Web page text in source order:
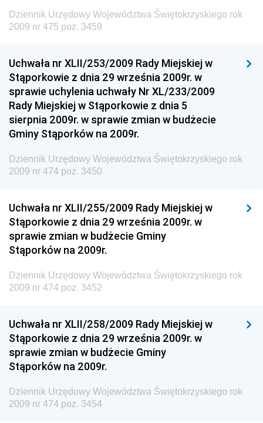
Dziennik Urzędowy Ministra Finansów, Inwestycji i
Rozwoju
Dziennik Urzędowy Ministra Sportu
Dziennik Urzędowy Ministra Funduszy i Polityki
Regionalnej
Dziennik Urzędowy Ministra Aktywów Państwowych
Dziennik Urzędowy Ministra Zdrowia
Dziennik Urzędowy Ministra Środowiska i Głównego
Inspektora Ochrony Środowiska
Dziennik Urzędowy Ministerstwa Kultury, Dziedzictwa
Narodowego i Sportu
Dziennik Urzędowy Ministra Finansów, Funduszy i
Dziennik Urzędowy Ministra Rozwoju, Pracy i
Dziennik Urzędowy Ministra Kultury, Dziedzictwa
Narodowego i Sportu
Dziennik Urzędowy Ministra Rodziny i Polityki
Społecznej
Dziennik Urzędowy Komendy Głównej Straży
Granicznej
Dziennik Urzędowy Województwa Świętokrzyskiego rok
2009 nr 475 poz. 3459
Uchwała nr XLII/253/2009 Rady Miejskiej w
Stąporkowie z dnia 29 września 2009r. w
sprawie uchylenia uchwały Nr XL/233/2009
Rady Miejskiej w Stąporkowie z dnia 5
sierpnia 2009r. w sprawie zmian w budżecie
Gminy Stąporków na 2009r.
Dziennik Urzędowy Województwa Świętokrzyskiego rok
2009 nr 474 poz. 3450
Uchwała nr XLII/255/2009 Rady Miejskiej w
Stąporkowie z dnia 29 września 2009r. w
sprawie zmian w budżecie Gminy
Stąporków na 2009r.
Dziennik Urzędowy Województwa Świętokrzyskiego rok
2009 nr 474 poz. 3452
Uchwała nr XLII/258/2009 Rady Miejskiej w
Stąporkowie z dnia 29 września 2009r. w
sprawie zmian w budżecie Gminy
Stąporków na 2009r.
Dziennik Urzędowy Województwa Świętokrzyskiego rok
2009 nr 474 poz. 3454